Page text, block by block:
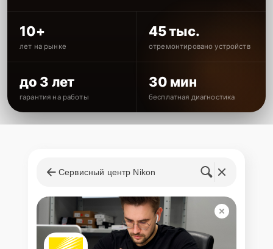
10+
лет на рынке
45 тыс.
отремонтировано устройств
до 3 лет
гарантия на работы
30 мин
бесплатная диагностика
Сервисный центр Nikon